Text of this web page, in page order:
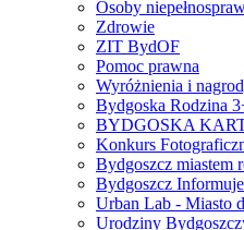
Osoby
Zdrowie
ZIT BydOF
Pomoc prawna
Wyróżnienia i
Bydgoska Rodzina
BYDGOSKA
Konkurs
Bydgoszcz miastem
Bydgoszcz Informuje
Urban Lab - Miasto
Urodziny